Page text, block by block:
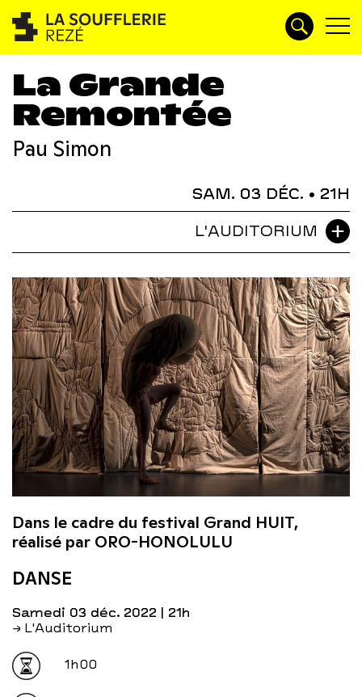
La Grande
Remontée
Pau Simon
SAM. 03 DÉC. • 21H
L'AUDITORIUM
Dans le cadre du festival Grand HUIT,
réalisé par ORO-HONOLULU
DANSE
samedi 03 déc. 2022 | 21h
→ L'Auditorium
1h00